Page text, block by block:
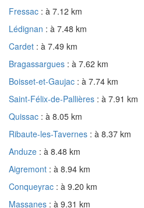
Fressac : à 7.12 km
Lédignan : à 7.48 km
Cardet : à 7.49 km
Bragassargues : à 7.62 km
Boisset-et-Gaujac : à 7.74 km
Saint-Félix-de-Pallières : à 7.91 km
Quissac : à 8.05 km
Ribaute-les-Tavernes : à 8.37 km
Anduze : à 8.48 km
Aigremont : à 8.94 km
Conqueyrac : à 9.20 km
Massanes : à 9.31 km